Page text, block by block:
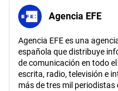
Agencia EFE
Agencia EFE es una
española que distribuye
de comunicación en todo
escrita, radio, televisión e
más de tres mil